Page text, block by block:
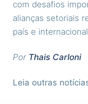
com desafios
alianças setoriais
país e
PorThais Carloni
Leia outras